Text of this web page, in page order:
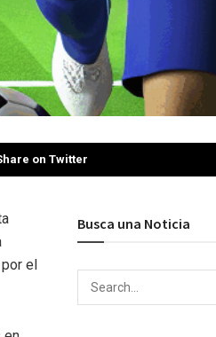
on Twitter
el
Busca una Noticia